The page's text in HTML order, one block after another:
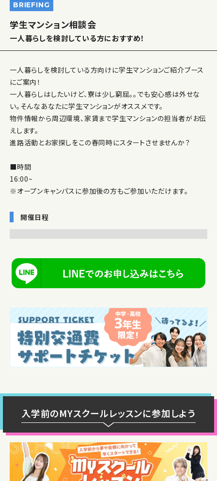
BRIEFING
学生マンション相談会
一人暮らしを検討している方におすすめ！
一人暮らしを検討している方向けに学生マンションご紹介ブース
にご案内！
一人暮らしはしたいけど、寮は少し窮屈。。でも安心感は外せな
い。そんなあなたに学生マンションがオススメです。
物件情報から周辺環境、家賃まで学生マンションの担当者がお伝
えします。
進路活動とお家探しをこの春同時にスタートさせませんか？
■時間
16:00~
※オープンキャンパスに参加後の方もご参加いただけます。
開催日程
入学前のMYスクールレッスンに参加しよう